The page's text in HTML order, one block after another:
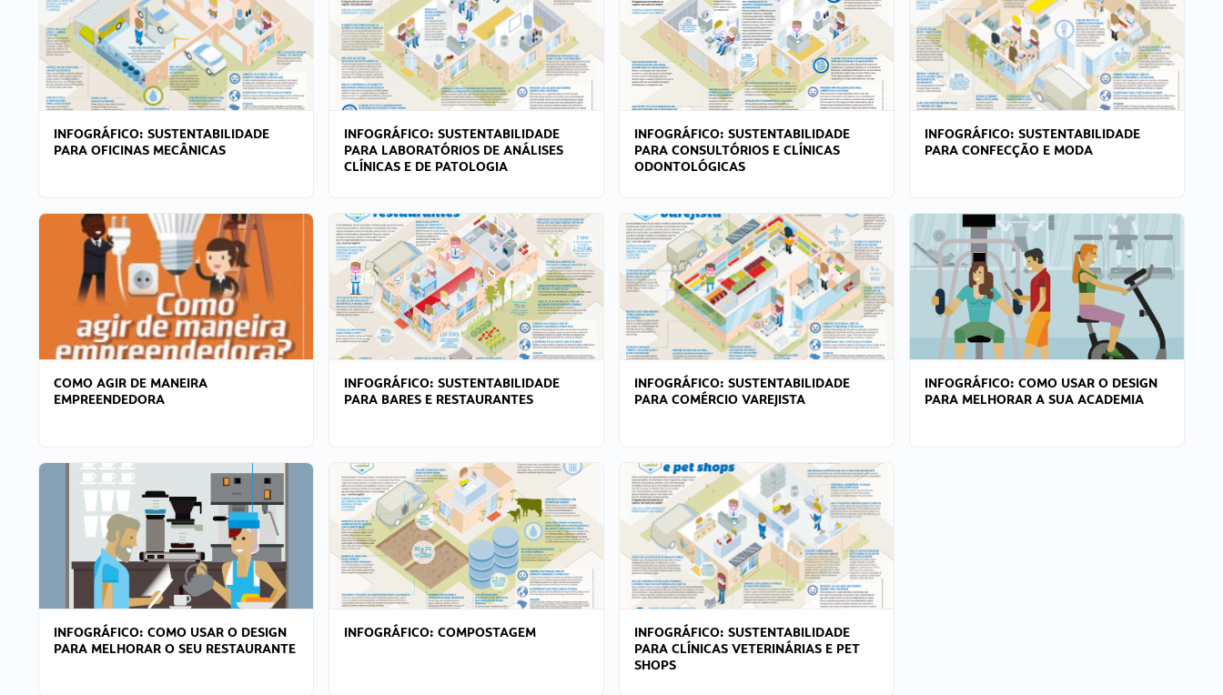
INFOGRÁFICO: SUSTENTABILIDADE
PARA OFICINAS MECÂNICAS
INFOGRÁFICO: SUSTENTABILIDADE
PARA LABORATÓRIOS DE ANÁLISES
CLÍNICAS E DE PATOLOGIA
INFOGRÁFICO: SUSTENTABILIDADE
PARA CONSULTÓRIOS E CLÍNICAS
ODONTOLÓGICAS
INFOGRÁFICO: SUSTENTABILIDADE
PARA CONFECÇÃO E MODA
COMO AGIR DE MANEIRA
EMPREENDEDORA
INFOGRÁFICO: SUSTENTABILIDADE
PARA BARES E RESTAURANTES
INFOGRÁFICO: SUSTENTABILIDADE
PARA COMÉRCIO VAREJISTA
INFOGRÁFICO: COMO USAR O DESIGN
PARA MELHORAR A SUA ACADEMIA
INFOGRÁFICO: COMO USAR O DESIGN
PARA MELHORAR O SEU RESTAURANTE
INFOGRÁFICO: COMPOSTAGEM
INFOGRÁFICO: SUSTENTABILIDADE
PARA CLÍNICAS VETERINÁRIAS E PET
SHOPS